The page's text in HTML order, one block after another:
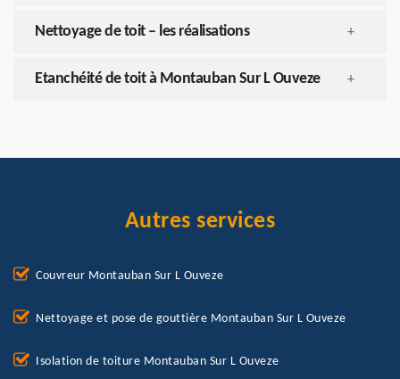
Nettoyage de toit – les réalisations +
Etanchéité de toit à Montauban Sur L Ouveze +
Autres services
Couvreur Montauban Sur L Ouveze
Nettoyage et pose de gouttière Montauban Sur L Ouveze
Isolation de toiture Montauban Sur L Ouveze